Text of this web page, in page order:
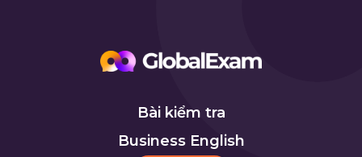
Bài kiểm tra
Business English